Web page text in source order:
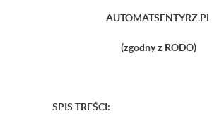
AUTOMATSENTYRZ.PL
(zgodny z RODO)
SPIS TREŚCI: